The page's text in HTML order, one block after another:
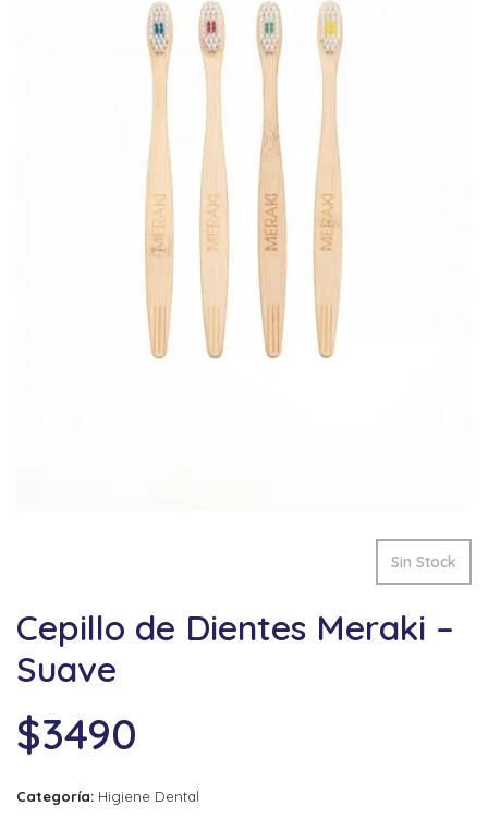
Sin Stock
Cepillo de Dientes Meraki –
Suave
$3490
Categoría: Higiene Dental